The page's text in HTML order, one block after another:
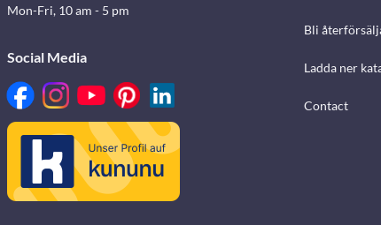
Mon-Fri, 10 am - 5 pm
Social Media
Bli
Ladda ner
Contact